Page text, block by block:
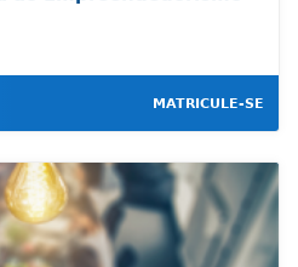
MATRICULE-SE